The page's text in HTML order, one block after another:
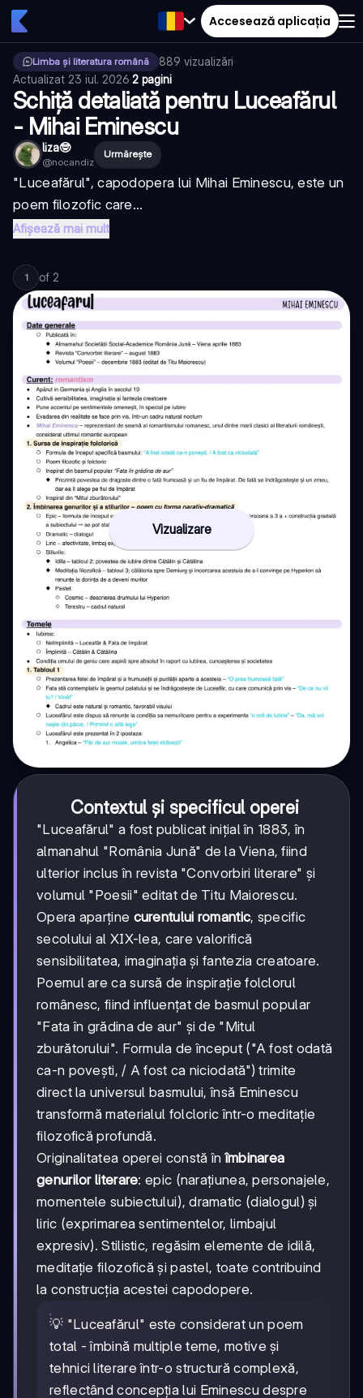
Accesează aplicația
Limba și literatura română 889 vizualizări·
Actualizat 23 iul. 2026·2 pagini
Schiță detaliată pentru Luceafărul
- Mihai Eminescu
liza🤓
@nocandiz
Urmărește
"Luceafărul", capodopera lui Mihai Eminescu, este un
poem filozofic care...
Afișează mai mult
1 of 2
Vizualizare
Contextul și specificul operei
"Luceafărul" a fost publicat inițial în 1883, în
almanahul "România Jună" de la Viena, fiind
ulterior inclus în revista "Convorbiri literare" și
volumul "Poesii" editat de Titu Maiorescu.
Opera aparține curentului romantic, specific
secolului al XIX-lea, care valorifică
sensibilitatea, imaginația și fantezia creatoare.
Poemul are ca sursă de inspirație folclorul
românesc, fiind influențat de basmul popular
"Fata în grădina de aur" și de "Mitul
zburătorului". Formula de început ("A fost odată
ca-n povești, / A fost ca niciodată") trimite
direct la universul basmului, însă Eminescu
transformă materialul folcloric într-o meditație
filozofică profundă.
Originalitatea operei constă înîmbinarea
genurilor literare: epic (narațiunea, personajele,
momentele subiectului), dramatic (dialogul) și
liric (exprimarea sentimentelor, limbajul
expresiv). Stilistic, regăsim elemente de idilă,
meditație filozofică și pastel, toate contribuind
la construcția acestei capodopere.
💡 "Luceafărul" este considerat un poem
total - îmbină multiple teme, motive și
tehnici literare într-o structură complexă,
reflectând concepția lui Eminescu despre